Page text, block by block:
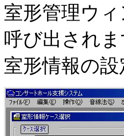
室形管理ウ
呼び出されま
室形情報の